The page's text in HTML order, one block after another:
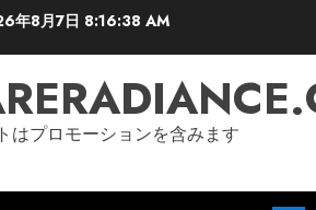
年8月7日 8:16:38 AM
はプロモーションを含みます